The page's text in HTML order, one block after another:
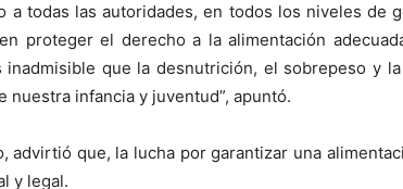
a todas las autoridades, en todos los niveles de
proteger el derecho a la alimentación
inadmisible que la desnutrición, el sobrepeso y
nuestra infancia y juventud”, apuntó.
advirtió que, la lucha por garantizar una
y legal.